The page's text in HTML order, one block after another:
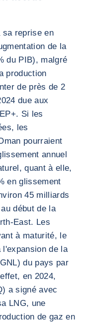
sa reprise en
de la
du PIB), malgré
production
de près de 2
due aux
Si les
les
pourraient
annuel
quant à elle,
en glissement
45 milliards
début de la
East. Les
à maturité, le
l'expansion de la
du pays par
en 2024,
a signé avec
LNG, une
de gaz en